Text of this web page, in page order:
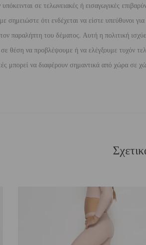
σε τελωνειακές ή εισαγωγικές
ότι ενδέχεται να είστε υπεύθυνοι
παραλήπτη του δέματος. Αυτή η πολιτική
θέση να προβλέψουμε ή να ελέγξουμε τυχόν
μπορεί να διαφέρουν σημαντικά από χώρα σε